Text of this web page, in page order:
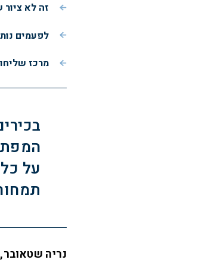
זה לא
לפעמים
מרכז
על
נריה